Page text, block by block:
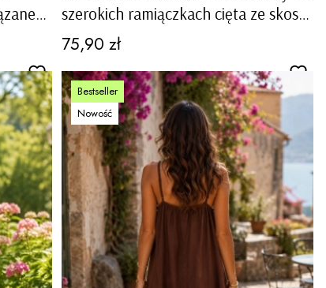
szerokich ramiączkach cięta ze skosu
na lato Mascherino
Cena
75,90 zł
Bestseller
Nowość